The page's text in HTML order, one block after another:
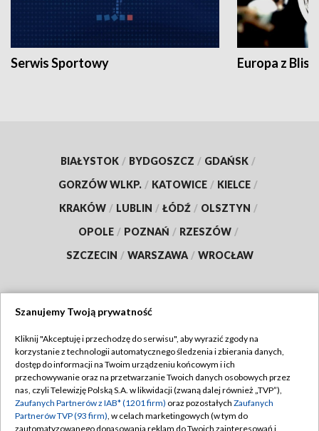
Serwis Sportowy Europa z
BIAŁYSTOK / BYDGOSZCZ / GDAŃSK /
GORZÓW WLKP. / KATOWICE / KIELCE /
KRAKÓW / LUBLIN / ŁÓDŹ / OLSZTYN /
OPOLE / POZNAŃ / RZESZÓW /
SZCZECIN / WARSZAWA / WROCŁAW
TVP
Abonament TVP
Emisja w TVP
Centrum informacji TVP
Regulamin TVP
Polityka prywatności
Moje zgody
Szanujemy Twoją prywatność
Kliknij "Akceptuję i przechodzę do serwisu", aby wyrazić zgody na
korzystanie z technologii automatycznego śledzenia i zbierania danych,
dostęp do informacji na Twoim urządzeniu końcowym i ich
przechowywanie oraz na przetwarzanie Twoich danych osobowych przez
nas, czyli Telewizję Polską S.A. w likwidacji (zwaną dalej również „TVP”),
Zaufanych Partnerów z IAB* (1201 firm) oraz pozostałych Zaufanych
Partnerów TVP (93 firm), w celach marketingowych (w tym do
zautomatyzowanego dopasowania reklam do Twoich zainteresowań i